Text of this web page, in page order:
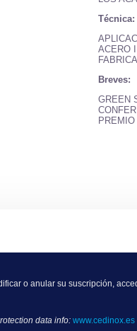
Técnica:
ACERO
Breves:
GREEN
o anular su suscripción,
data info: www.cedinox.es